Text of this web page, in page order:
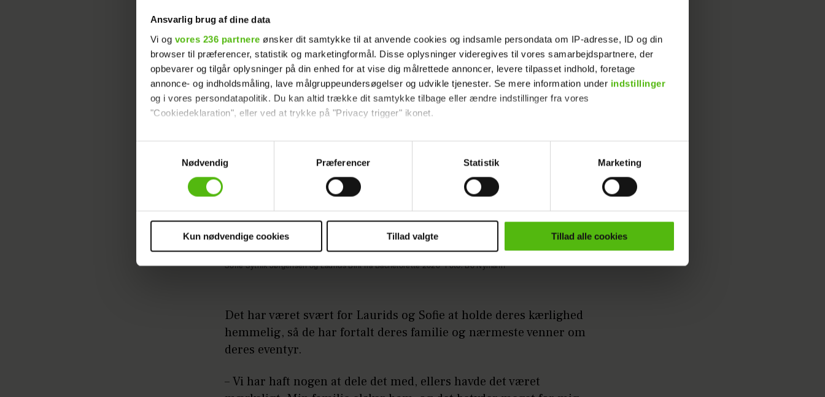
Ansvarlig brug af dine data
Vi og vores 236 partnere ønsker dit samtykke til at anvende cookies og indsamle persondata om IP-adresse, ID og din
browser til præferencer, statistik og marketingformål. Disse oplysninger videregives til vores samarbejdspartnere, der
opbevarer og tilgår oplysninger på din enhed for at vise dig målrettede annoncer, levere tilpasset indhold, foretage
annonce- og indholdsmåling, lave målgruppeundersøgelser og udvikle tjenester. Se mere information under indstillinger
og i vores persondatapolitik. Du kan altid trække dit samtykke tilbage eller ændre indstillinger fra vores
"Cookiedeklaration", eller ved at trykke på "Privacy trigger" ikonet.
Dine valg anvendes på hele websitet.
Vi ønsker dit samtykke til at indsamle og bruge data for at kunne levere og finansiere relevant journalistisk indhold til dig.
Vi anvender egne cookies og cookies fra tredjeparter til at at optimere dit besøg på vores hjemmeside. Vi indsamler data
sociale medier.
Nødvendig
Præferencer Statistik Marketing
Kun nødvendige cookies Tillad valgte Tillad alle cookies
Sofie Sytnik Jørgensen og Laurids Bihl fra Bachelorette 2026 Foto: Bo Nymann
Det har været svært for Laurids og Sofie at holde deres kærlighed
hemmelig, så de har fortalt deres familie og nærmeste venner om
deres eventyr.
– Vi har haft nogen at dele det med, ellers havde det været